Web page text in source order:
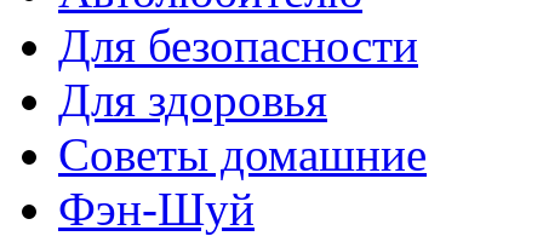
Для безопасности
Для здоровья
Советы домашние
Фэн-Шуй